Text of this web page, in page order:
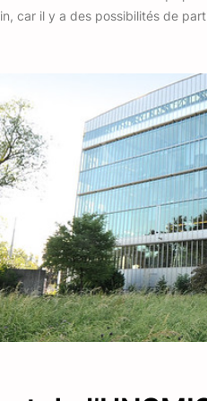
car il y a des possibilités de